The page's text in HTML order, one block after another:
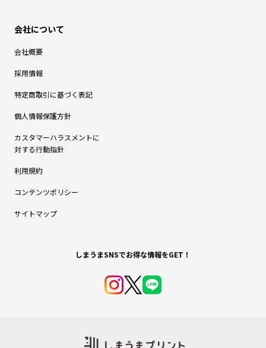
会社概要
採用情報
特定商取引に基づく表記
個人情報保護方針
カスタマーハラスメントに
対する行動指針
利用規約
コンテンツポリシー
サイトマップ